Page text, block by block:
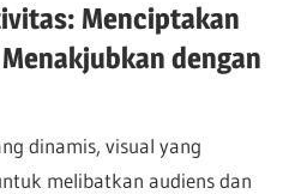
Menciptakan
dengan
dinamis, visual yang
melibatkan audiens dan